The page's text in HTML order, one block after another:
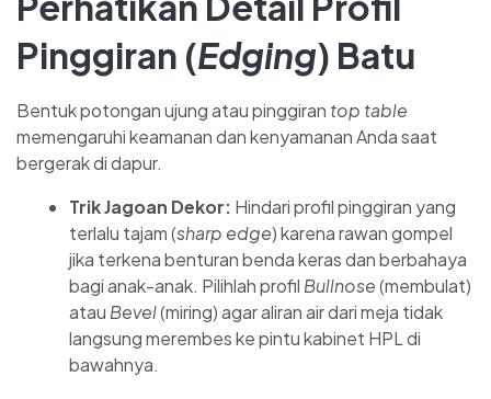
Pinggiran (Edging) Batu
Bentuk potongan ujung atau pinggiran top table
memengaruhi keamanan dan kenyamanan Anda saat
bergerak di dapur.
Trik Jagoan Dekor: Hindari profil pinggiran yang
terlalu tajam (sharp edge) karena rawan gompel
jika terkena benturan benda keras dan berbahaya
bagi anak-anak. Pilihlah profil Bullnose(membulat)
atau Bevel(miring) agar aliran air dari meja tidak
langsung merembes ke pintu kabinet HPL di
bawahnya.